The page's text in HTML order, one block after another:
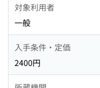
対象利用者
一般
入手条件・定価
2400円